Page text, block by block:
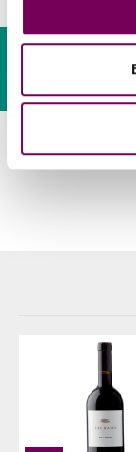
Συνοδεύει
Gift Card